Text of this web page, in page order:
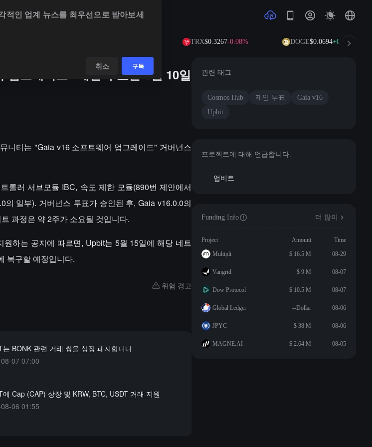
TRX$0.3267-0.08% DOGE$0.0694+0.72%
그레이드” 제안 투표는 5월 10일
니티는 "Gaia v16 소프트웨어 업그레이드" 거버넌스
롤러 서브모듈 IBC, 속도 제한 모듈(890번 제안에서
일부). 거버넌스 투표가 승인된 후, Gaia v16.0.0의
과정은 약 2주가 소요될 것입니다.
하는 공지에 따르면, Upbit는 5월 15일에 해당 네트
복구할 예정입니다.
위험 경고
는 BONK 관련 거래 쌍을 상장 폐지합니다
07 07:00
에 Cap (CAP) 상장 및 KRW, BTC, USDT 거래 지원
06 01:55
관련 태그
Cosmos Hub 제안 투표
Gaia v16
Upbit
프로젝트에 대해 언급합니다.
업비트
Funding Info 더 많이
Project Amount
Time
Multipli
$ 16.5 M 08-29
Vangrid $ 9 M 08-07
Dow Protocol $ 10.5 M 08-07
Global Ledger --Dollar 08-06
JPYC $ 38 M 08-06
MAGNE.AI $ 2.64 M 08-05
적인 업계 뉴스를 최우선으로 받아보세
취소 구독